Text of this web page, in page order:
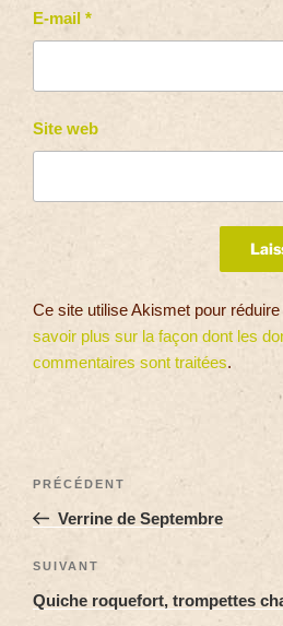
E-mail *
Site web
Ce site utilise Akismet pour
savoir plus sur la façon dont les
commentaires sont traitées.
PRÉCÉDENT
Verrine de Septembre
SUIVANT
Quiche roquefort, trompettes